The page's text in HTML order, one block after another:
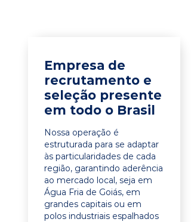
Empresa de
recrutamento e
seleção presente
em todo o Brasil
Nossa operação é
estruturada para se adaptar
às particularidades de cada
região, garantindo aderência
ao mercado local, seja em
Água Fria de Goiás, em
grandes capitais ou em
polos industriais espalhados